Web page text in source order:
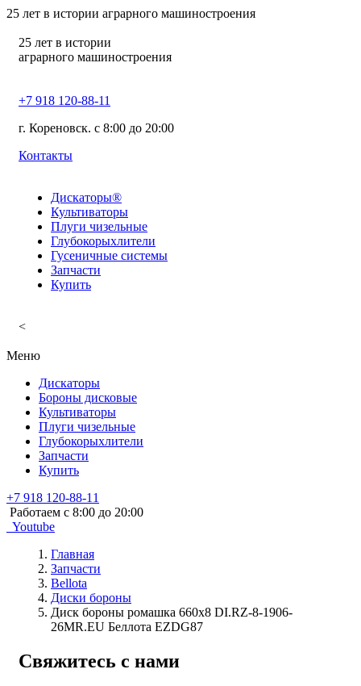
25 лет в истории аграрного машиностроения
25 лет в истории
аграрного машиностроения
+7 918 120-88-11
г. Кореновск. c 8:00 до 20:00
Контакты
Дискаторы®
Культиваторы
Плуги чизельные
Глубокорыхлители
Гусеничные системы
Запчасти
Купить
<
Меню
Дискаторы
Бороны дисковые
Культиваторы
Плуги чизельные
Глубокорыхлители
Запчасти
Купить
+7 918 120-88-11
Работаем c 8:00 до 20:00
Youtube
Главная
Запчасти
Bellota
Диски бороны
Диск бороны ромашка 660х8 DI.RZ-8-1906-
26MR.EU Беллота EZDG87
Свяжитесь с нами